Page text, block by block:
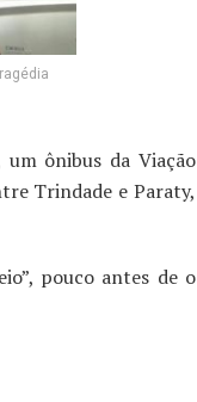
ônibus da Viação
Trindade e Paraty,
pouco antes de o